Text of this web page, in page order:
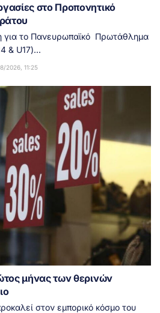
στο Προπονητικό
το Πανευρωπαϊκό Πρωτάθλημα
& U17)...
2026, 11:25
μήνας των θερινών
στον εμπορικό κόσμο του